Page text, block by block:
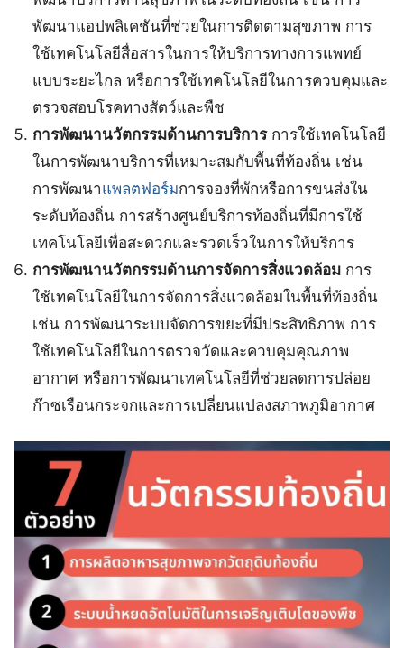
พัฒนาแอปพลิเคชันที่ช่วยในการติดตามสุขภาพ การ
ใช้เทคโนโลยีสื่อสารในการให้บริการทางการแพทย์
แบบระยะไกล หรือการใช้เทคโนโลยีในการควบคุมและ
ตรวจสอบโรคทางสัตว์และพืช
การพัฒนานวัตกรรมด้านการบริการการใช้เทคโนโลยี
ในการพัฒนาบริการที่เหมาะสมกับพื้นที่ท้องถิ่น เช่น
การพัฒนาแพลตฟอร์มการจองที่พักหรือการขนส่งใน
ระดับท้องถิ่น การสร้างศูนย์บริการท้องถิ่นที่มีการใช้
เทคโนโลยีเพื่อสะดวกและรวดเร็วในการให้บริการ
การพัฒนานวัตกรรมด้านการจัดการสิ่งแวดล้อม การ
ใช้เทคโนโลยีในการจัดการสิ่งแวดล้อมในพื้นที่ท้องถิ่น
เช่น การพัฒนาระบบจัดการขยะที่มีประสิทธิภาพ การ
ใช้เทคโนโลยีในการตรวจวัดและควบคุมคุณภาพ
อากาศ หรือการพัฒนาเทคโนโลยีที่ช่วยลดการปล่อย
ก๊าซเรือนกระจกและการเปลี่ยนแปลงสภาพภูมิอากาศ